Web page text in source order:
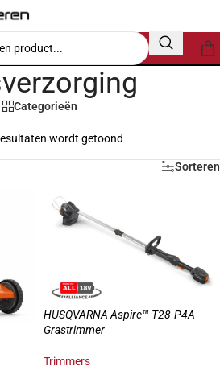
Categorieën
wordt getoond
Sorteren
HUSQVARNA Aspire™ T28-P4A
Grastrimmer
Trimmers